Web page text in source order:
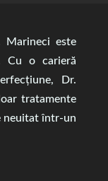
Marineci este
Cu o carieră
Dr.
tratamente
neuitat într-un